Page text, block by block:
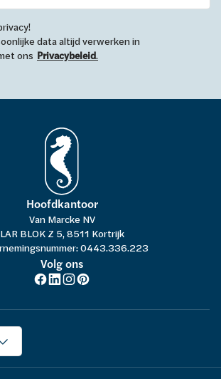
data altijd verwerken in
ons Privacybeleid.
Hoofdkantoor
Van Marcke NV
LAR BLOK Z 5, 8511 Kortrijk
0443.336.223
Volg ons